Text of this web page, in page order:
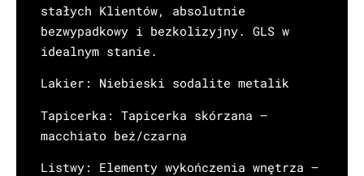
stałych Klientów, absolutnie
bezwypadkowy i bezkolizyjny. GLS w
idealnym stanie.
Lakier: Niebieski sodalite metalik
Tapicerka: Tapicerka skórzana –
macchiato beż/czarna
Listwy: Elementy wykończenia wnętrza –